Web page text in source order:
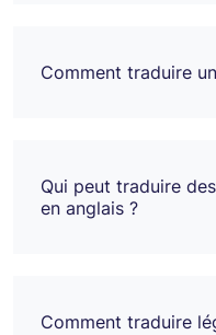
Comment traduire
Qui peut traduire
en anglais ?
Comment traduire